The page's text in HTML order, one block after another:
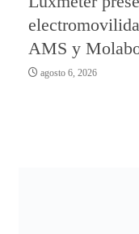
AMS y
agosto 6, 2026